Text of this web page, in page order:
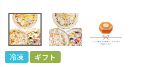
冷凍 ギフト